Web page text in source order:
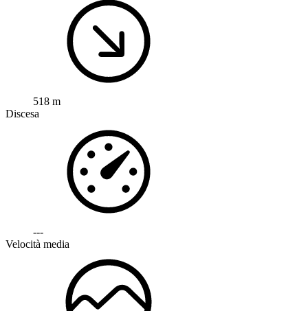
518 m
Discesa
---
Velocità media